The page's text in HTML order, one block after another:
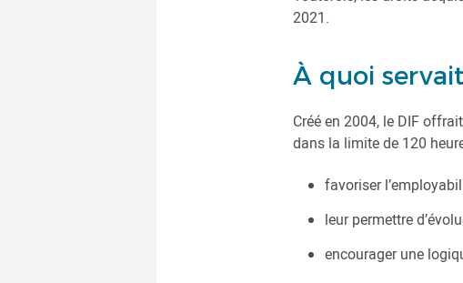
2021.
À quoi
Créé en 2004, le DIF
dans la limite de 120
favoriser
leur permettre
encourager une